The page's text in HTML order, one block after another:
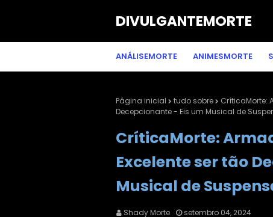
DIVULGANTEMORTE
ANÁLISEMORTE ANIMESMORTE
Página inicial tudo sobre
CríticaMorte:
Decepcionante - Eis um Musical de
CríticaMorte:
Excelente ser tão
Musical de
Shady Morte setembro 04, 2024